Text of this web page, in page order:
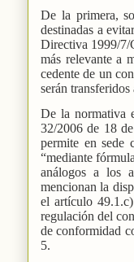
De la primera,
destinadas a
Directiva 1999/7/
más relevante a
cedente de un
serán
De la normativa
32/2006 de 18
permite en sede
“mediante
análogos a los
mencionan la
el artículo
regulación del
de conformidad
5.